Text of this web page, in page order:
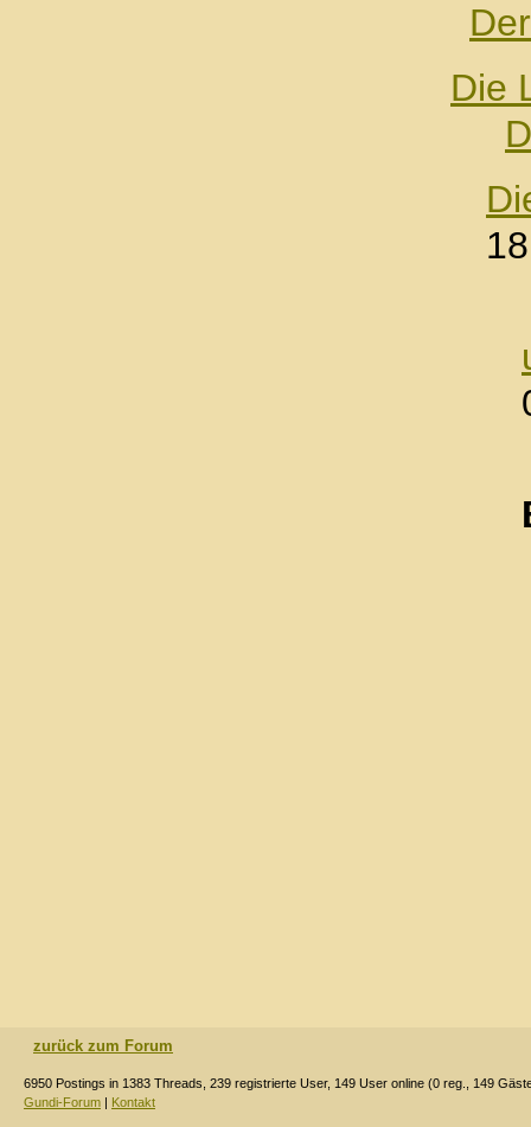
Die
zurück zum Forum
6950 Postings in 1383 Threads, 239 registrierte User, 149 User online (0 reg., 149
Gundi-Forum | Kontakt